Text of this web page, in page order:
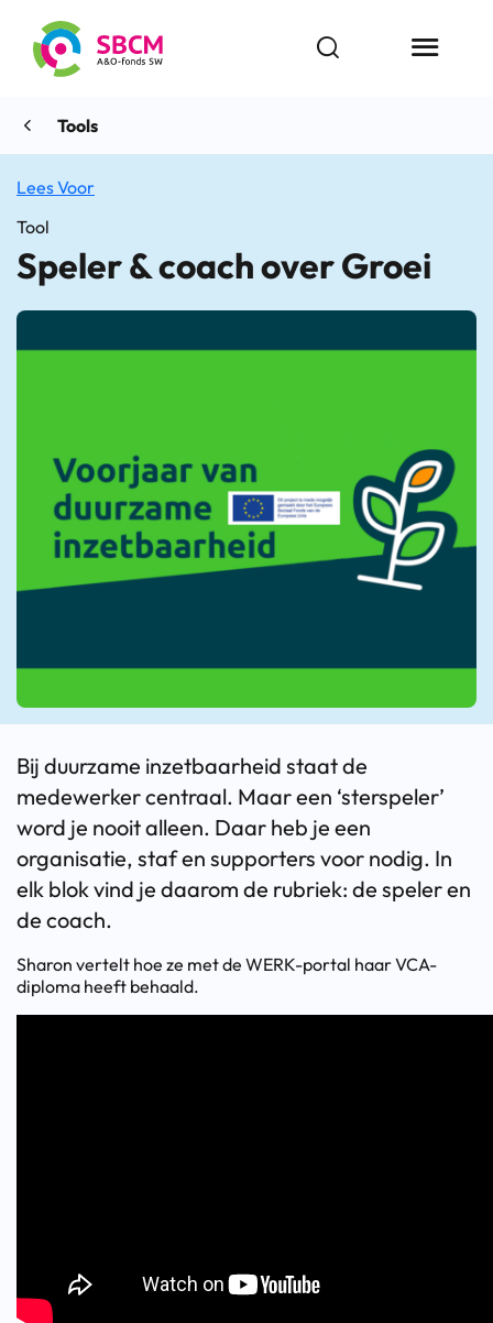
inhoud
Open zoekbalk
Menu
Tools
Lees Voor
Tool
Speler & coach over Groei
Bij duurzame inzetbaarheid staat de
medewerker centraal. Maar een ‘sterspeler’
word je nooit alleen. Daar heb je een
organisatie, staf en supporters voor nodig. In
elk blok vind je daarom de rubriek: de speler en
de coach.
Sharon vertelt hoe ze met de WERK-portal haar VCA-
diploma heeft behaald.